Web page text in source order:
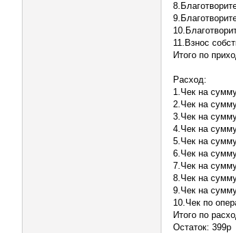
11.Взнос
Итого по
Расход:
1.Чек на
2.Чек на
3.Чек на
4.Чек на
5.Чек на
6.Чек на
7.Чек на
8.Чек на
9.Чек на
10.Чек по
Итого по
Остаток: 399р